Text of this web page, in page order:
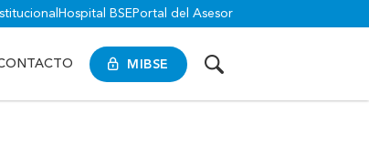
Hospital BSE Portal del Asesor
MIBSE